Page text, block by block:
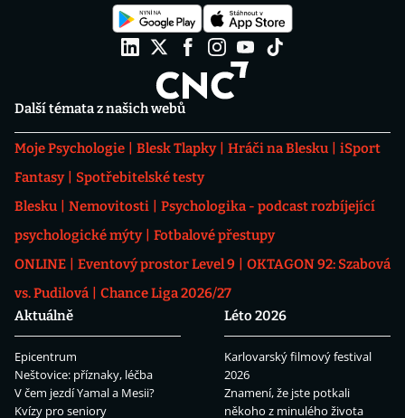
Další témata z našich webů
Moje Psychologie Blesk Tlapky Hráči na Blesku
iSport
Fantasy
Spotřebitelské testy
Blesku
Nemovitosti
Psychologika - podcast rozbíjející
psychologické mýty
Fotbalové přestupy
ONLINE
Eventový prostor Level 9
OKTAGON 92: Szabová
vs. Pudilová
Chance Liga 2026/27
Aktuálně
Epicentrum
Neštovice: příznaky, léčba
V čem jezdí Yamal a Mesii?
Kvízy pro seniory
Léto 2026
Karlovarský filmový festival
2026
Znamení, že jste potkali
někoho z minulého života